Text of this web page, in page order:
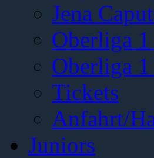
Jena
Oberliga
Oberliga
Tickets
Anfahrt/
Juniors